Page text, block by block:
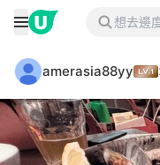
amerasia88yy